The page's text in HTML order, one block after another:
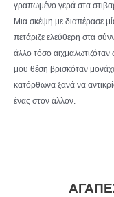
γραπωμένο γερά στα
Μια σκέψη με διαπέρασε
πετάριζε ελεύθερη στα
άλλο τόσο
μου θέση βρισκόταν
κατόρθωνα ξανά να
ένας στον άλλον.